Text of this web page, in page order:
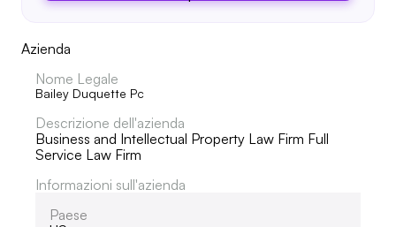
Azienda
Nome Legale
Bailey Duquette Pc
Descrizione dell'azienda
Business and Intellectual Property Law Firm Full
Service Law Firm
Informazioni sull'azienda
Paese